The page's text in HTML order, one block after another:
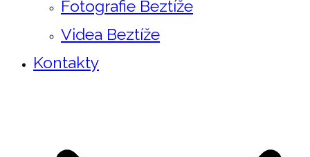
Fotografie Beztíže
Videa Beztíže
Kontakty